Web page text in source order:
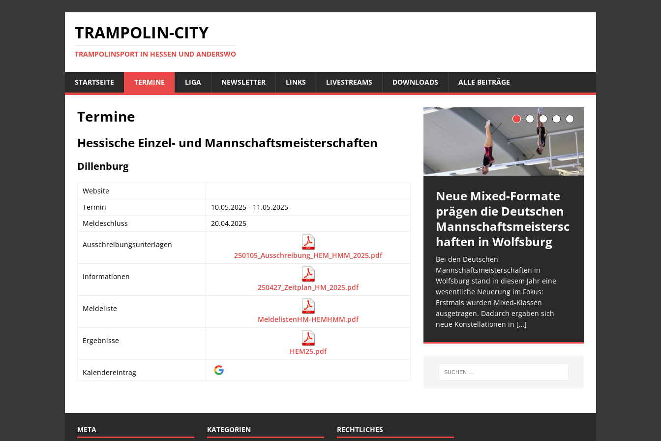
TRAMPOLIN-CITY
TRAMPOLINSPORT IN HESSEN UND ANDERSWO
STARTSEITE TERMINE LIGA NEWSLETTER LINKS LIVESTREAMS DOWNLOADS ALLE BEITRÄGE
Termine
Hessische Einzel- und Mannschaftsmeisterschaften
Dillenburg
Website
Termin
10.05.2025 - 11.05.2025
Meldeschluss
20.04.2025
Ausschreibungsunterlagen
250105_Ausschreibung_HEM_HMM_2025.pdf
Informationen
250427_Zeitplan_HM_2025.pdf
Meldeliste
MeldelistenHM-HEMHMM.pdf
Ergebnisse
HEM25.pdf
Kalendereintrag
Neue Mixed-Formate
prägen die Deutschen
Mannschaftsmeistersc
haften in Wolfsburg
Bei den Deutschen
Mannschaftsmeisterschaften in
Wolfsburg stand in diesem Jahr eine
wesentliche Neuerung im Fokus:
Erstmals wurden Mixed-Klassen
ausgetragen. Dadurch ergaben sich
neue Konstellationen in […]
META KATEGORIEN RECHTLICHES